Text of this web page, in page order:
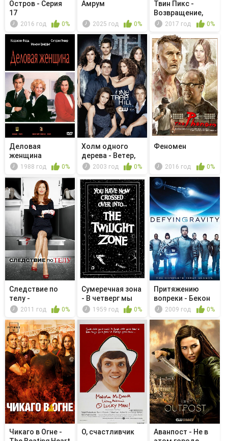
Остров - Серия
17
2016 год 0%
Амрум
2025 год 0%
Твин Пикс -
Возвращение,
часть 13
2017 год 0%
Деловая
женщина
1988 год 0%
Холм одного
дерева - Ветер,
унёсший м...
2003 год 0%
Феномен
2016 год 0%
Следствие по
телу -
Похороненные
2011 год 0%
Сумеречная зона
- В четверг мы
возвра...
1959 год 0%
Притяжению
вопреки - Бекон
2009 год 0%
Чикаго в Огне -
О, счастливчик
Аванпост - Не в